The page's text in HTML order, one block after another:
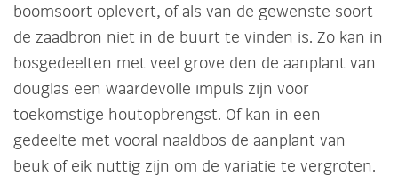
boomsoort oplevert, of als van de gewenste soort
de zaadbron niet in de buurt te vinden is. Zo kan in
bosgedeelten met veel grove den de aanplant van
douglas een waardevolle impuls zijn voor
toekomstige houtopbrengst. Of kan in een
gedeelte met vooral naaldbos de aanplant van
beuk of eik nuttig zijn om de variatie te vergroten.